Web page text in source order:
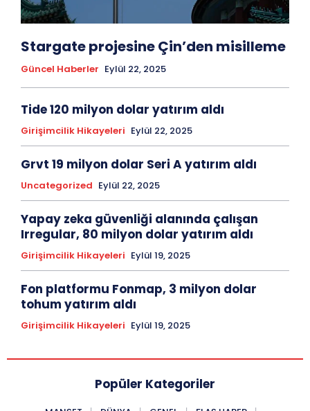
Stargate projesine Çin’den misilleme
Güncel Haberler Eylül 22, 2025
Tide 120 milyon dolar yatırım aldı
Girişimcilik Hikayeleri Eylül 22, 2025
Grvt 19 milyon dolar Seri A yatırım aldı
Uncategorized Eylül 22, 2025
Yapay zeka güvenliği alanında çalışan
Irregular, 80 milyon dolar yatırım aldı
Girişimcilik Hikayeleri Eylül 19, 2025
Fon platformu Fonmap, 3 milyon dolar
tohum yatırım aldı
Girişimcilik Hikayeleri Eylül 19, 2025
Popüler Kategoriler